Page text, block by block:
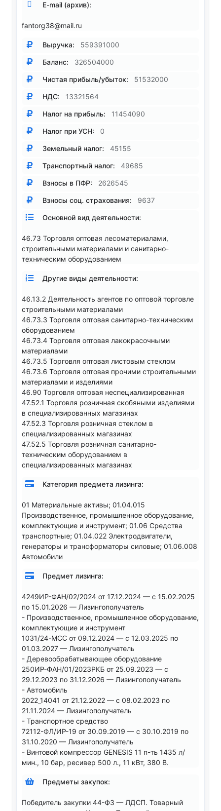
E-mail (архив):
fantorg38@mail.ru
Выручка: 559391000
Баланс: 326504000
Чистая прибыль/убыток: 51532000
НДС: 13321564
Налог на прибыль: 11454090
Налог при УСН: 0
Земельный налог: 45155
Транспортный налог: 49685
Взносы в ПФР: 2626545
Взносы соц. страхования: 9637
Основной вид деятельности:
46.73 Торговля оптовая лесоматериалами,
строительными материалами и санитарно-
техническим оборудованием
Другие виды деятельности:
46.13.2 Деятельность агентов по оптовой торговле
строительными материалами
46.73.3 Торговля оптовая санитарно-техническим
оборудованием
46.73.4 Торговля оптовая лакокрасочными
материалами
46.73.5 Торговля оптовая листовым стеклом
46.73.6 Торговля оптовая прочими строительными
материалами и изделиями
46.90 Торговля оптовая неспециализированная
47.52.1 Торговля розничная скобяными изделиями
в специализированных магазинах
47.52.3 Торговля розничная стеклом в
специализированных магазинах
47.52.5 Торговля розничная санитарно-
техническим оборудованием в
специализированных магазинах
Категория предмета лизинга:
01 Материальные активы; 01.04.015
Производственное, промышленное оборудование,
комплектующие и инструмент; 01.06 Средства
транспортные; 01.04.022 Электродвигатели,
генераторы и трансформаторы силовые; 01.06.008
Автомобили
Предмет лизинга:
4249ИР-ФАН/02/2024 от 17.12.2024 — с 15.02.2025
по 15.01.2026 — Лизингополучатель
- Производственное, промышленное оборудование,
комплектующие и инструмент
1031/24-МСС от 09.12.2024 — с 12.03.2025 по
01.03.2027 — Лизингополучатель
- Деревообрабатывающее оборудование
250ИР-ФАН/01/2023РКБ от 25.09.2023 — с
29.12.2023 по 31.12.2026 — Лизингополучатель
- Автомобиль
2022_14041 от 21.12.2022 — с 08.02.2023 по
21.11.2024 — Лизингополучатель
- Транспортное средство
72112-ФЛ/ИР-19 от 30.09.2019 — с 30.10.2019 по
31.10.2020 — Лизингополучатель
- Винтовой компрессор GENESIS 11 п-ть 1435 л/
мин., 10 бар, ресивер 500 л., 11 кВт, 380 В.
Предметы закупок:
Победитель закупки 44-ФЗ — ЛДСП. Товарный